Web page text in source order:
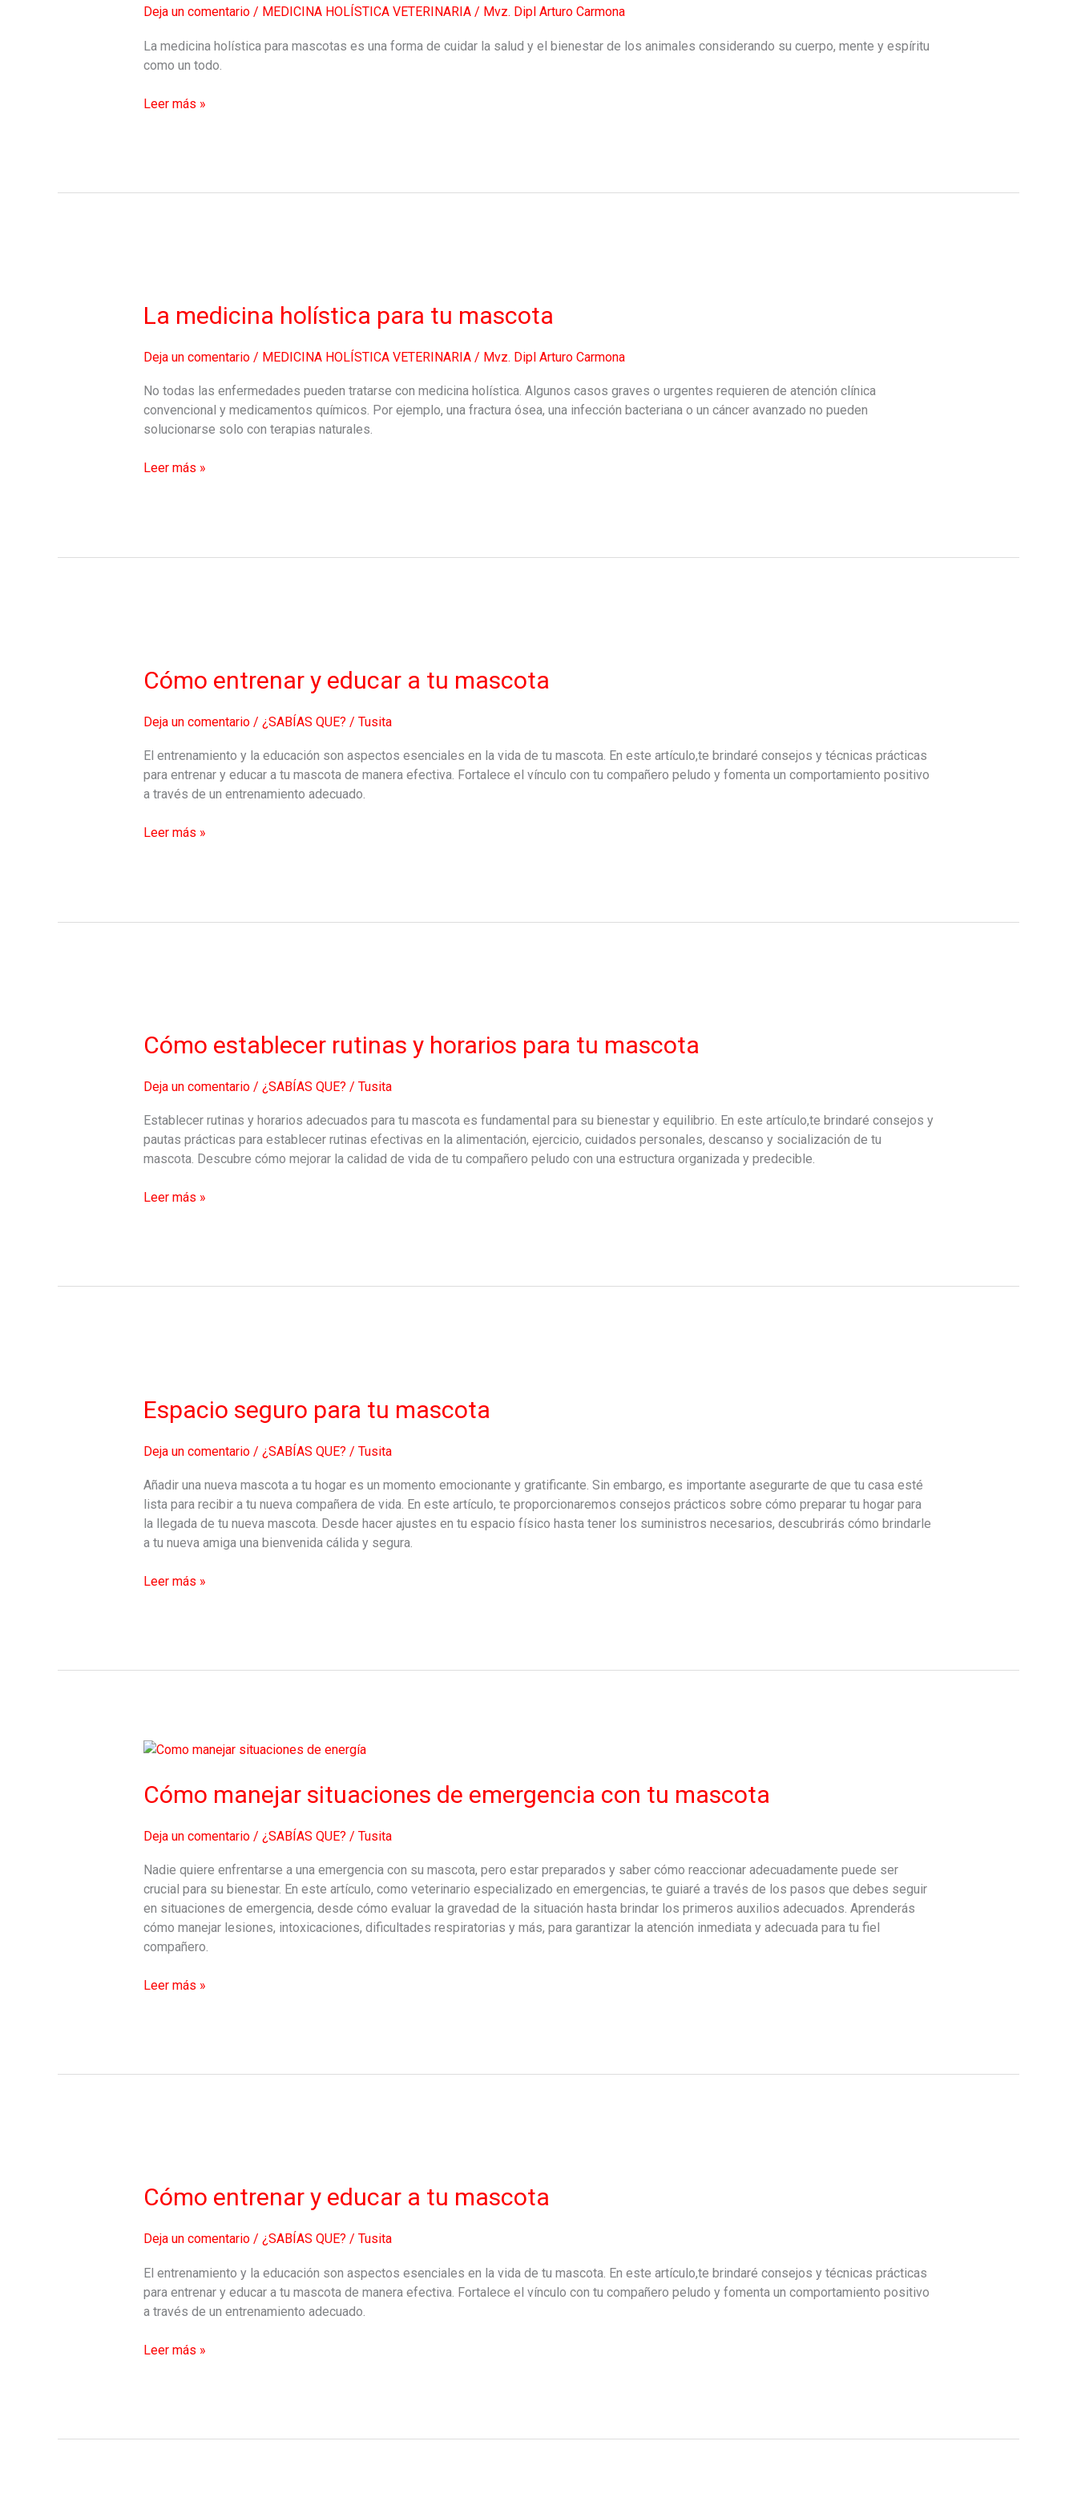
Deja un comentario / MEDICINA HOLÍSTICA VETERINARIA/ Mvz. Dipl Arturo Carmona
La medicina holística para mascotas es una forma de cuidar la salud y el bienestar de los animales considerando su cuerpo, mente y espíritu
como un todo.
Leer más »
La medicina holística para tu mascota
Deja un comentario / MEDICINA HOLÍSTICA VETERINARIA/ Mvz. Dipl Arturo Carmona
No todas las enfermedades pueden tratarse con medicina holística. Algunos casos graves o urgentes requieren de atención clínica
convencional y medicamentos químicos. Por ejemplo, una fractura ósea, una infección bacteriana o un cáncer avanzado no pueden
solucionarse solo con terapias naturales.
holística
para
mascota
Leer más »
Cómo entrenar y educar a tu mascota
Deja un comentario / ¿SABÍAS QUE? / Tusita
El entrenamiento y la educación son aspectos esenciales en la vida de tu mascota. En este artículo,te brindaré consejos y técnicas prácticas
para entrenar y educar a tu mascota de manera efectiva. Fortalece el vínculo con tu compañero peludo y fomenta un comportamiento positivo
a través de un entrenamiento adecuado.
y
educar
tu
mascota
Leer más »
Cómo establecer rutinas y horarios para tu mascota
Deja un comentario / ¿SABÍAS QUE? / Tusita
Establecer rutinas y horarios adecuados para tu mascota es fundamental para su bienestar y equilibrio. En este artículo,te brindaré consejos y
pautas prácticas para establecer rutinas efectivas en la alimentación, ejercicio, cuidados personales, descanso y socialización de tu
mascota. Descubre cómo mejorar la calidad de vida de tu compañero peludo con una estructura organizada y predecible.
rutinas
y
para
tu
mascota
Leer más »
Espacio seguro para tu mascota
Deja un comentario / ¿SABÍAS QUE? / Tusita
Añadir una nueva mascota a tu hogar es un momento emocionante y gratificante. Sin embargo, es importante asegurarte de que tu casa esté
lista para recibir a tu nueva compañera de vida. En este artículo, te proporcionaremos consejos prácticos sobre cómo preparar tu hogar para
la llegada de tu nueva mascota. Desde hacer ajustes en tu espacio físico hasta tener los suministros necesarios, descubrirás cómo brindarle
a tu nueva amiga una bienvenida cálida y segura.
para
tu
Leer más »
Cómo manejar situaciones de emergencia con tu mascota
Deja un comentario / ¿SABÍAS QUE? / Tusita
Nadie quiere enfrentarse a una emergencia con su mascota, pero estar preparados y saber cómo reaccionar adecuadamente puede ser
crucial para su bienestar. En este artículo, como veterinario especializado en emergencias, te guiaré a través de los pasos que debes seguir
en situaciones de emergencia, desde cómo evaluar la gravedad de la situación hasta brindar los primeros auxilios adecuados. Aprenderás
cómo manejar lesiones, intoxicaciones, dificultades respiratorias y más, para garantizar la atención inmediata y adecuada para tu fiel
compañero.
Cómo
situaciones
de
con
tu
mascota
Leer más »
Cómo entrenar y educar a tu mascota
Deja un comentario / ¿SABÍAS QUE? / Tusita
El entrenamiento y la educación son aspectos esenciales en la vida de tu mascota. En este artículo,te brindaré consejos y técnicas prácticas
para entrenar y educar a tu mascota de manera efectiva. Fortalece el vínculo con tu compañero peludo y fomenta un comportamiento positivo
a través de un entrenamiento adecuado.
y
educar
tu
mascota
Leer más »